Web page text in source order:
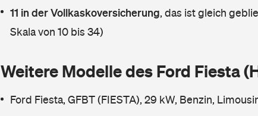
11 in der Vollkaskoversicherung, das ist gleich
Skala von 10 bis 34)
Weitere Modelle des Ford Fiesta
Ford Fiesta, GFBT (FIESTA), 29 kW, Benzin,